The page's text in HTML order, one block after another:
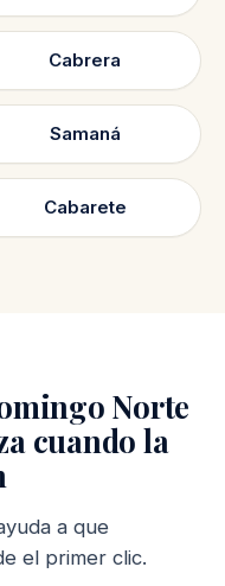
Cabrera
Samaná
Cabarete
Norte
cuando la
a que
el primer clic.